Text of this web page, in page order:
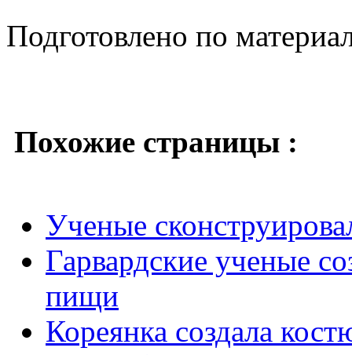
Подготовлено по
Похожие страницы :
Ученые
Гарвардские ученые
пищи
Кореянка создала